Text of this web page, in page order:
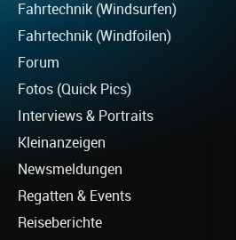
Fahrtechnik (Windsurfen)
Fahrtechnik (Windfoilen)
Forum
Fotos (Quick Pics)
Interviews & Portraits
Kleinanzeigen
Newsmeldungen
Regatten & Events
Reiseberichte